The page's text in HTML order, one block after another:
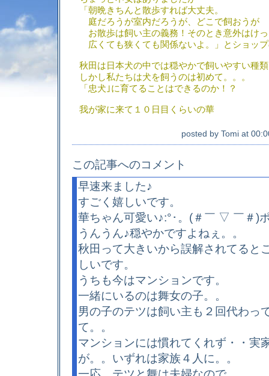
「朝晩きちんと散歩すれば大丈夫。
庭だろうが室内だろうが、どこで飼おうが
お散歩は飼い主の義務！そのとき意外はけ
広くても狭くても関係ないよ。」とショッ
秋田は日本犬の中では穏やかで飼いやすい種
しかし私たちは犬を飼うのは初めて。。。
「忠犬｣に育てることはできるのか！？
我が家に来て１０日目くらいの華
posted by Tomi at
この記事へのコメント
早速来ました♪
すごく嬉しいです。
華ちゃん可愛い♪:°･。(＃￣ ▽ ￣＃)
うんうん♪穏やかですよねぇ。。
秋田って大きいから誤解されてると
しいです。
うちも今はマンションです。
一緒にいるのは舞女の子。。
男の子のテツは飼い主も２回代わっ
て。。
マンションには慣れてくれず・・実
が。。いずれは家族４人に。。